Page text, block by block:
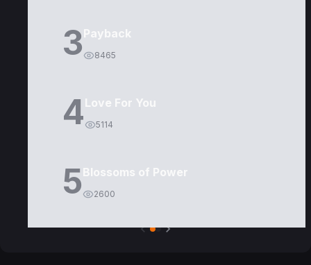
3Payback
8465
4Love For You
5114
5Blossoms of Power
2600